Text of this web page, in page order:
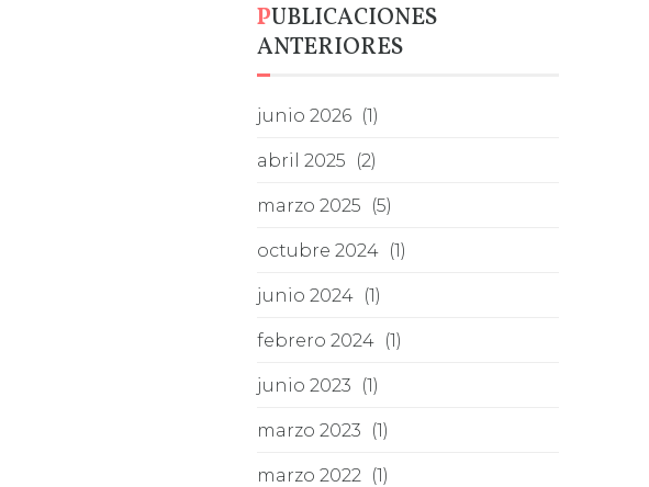
PUBLICACIONES
ANTERIORES
junio 2026 (1)
abril 2025 (2)
marzo 2025 (5)
octubre 2024 (1)
junio 2024 (1)
febrero 2024 (1)
junio 2023 (1)
marzo 2023 (1)
marzo 2022 (1)